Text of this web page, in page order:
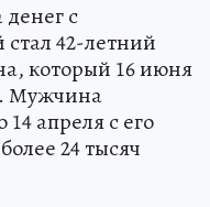
с
42-летний
который 16 июня
Мужчина
апреля с его
24 тысяч